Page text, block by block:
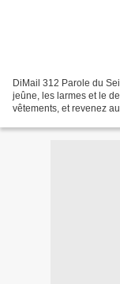
DiMail 312 Parole du
jeûne, les larmes et le
vêtements, et revenez